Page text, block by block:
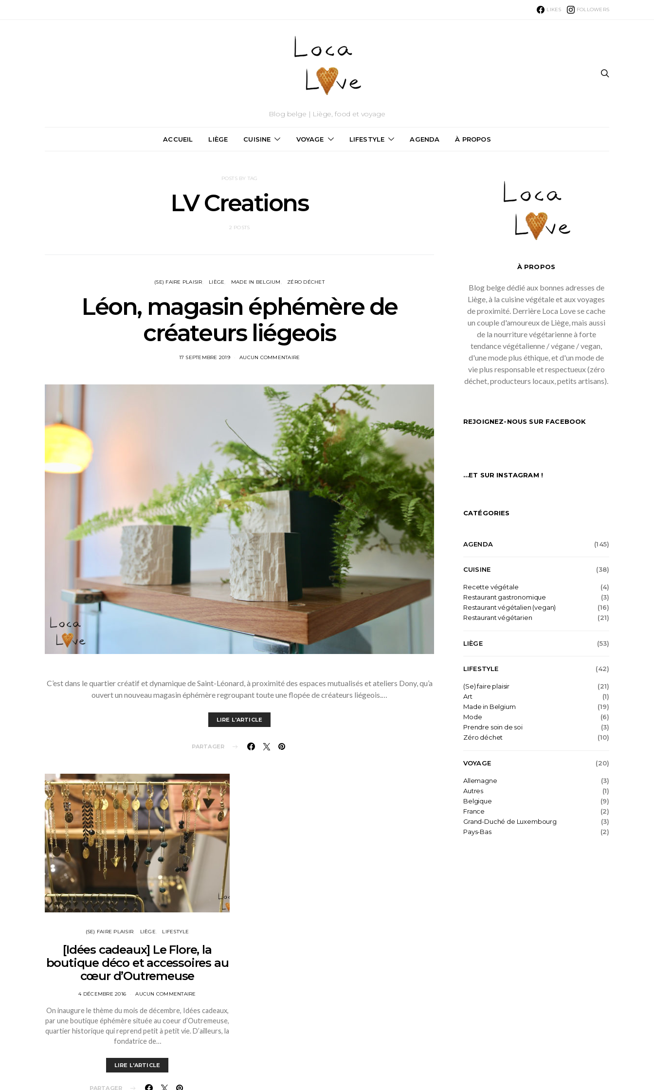
LIKES FOLLOWERS
Blog belge | Liège, food et voyage
ACCUEIL LIÈGE CUISINE VOYAGE LIFESTYLE AGENDA À PROPOS
POSTS BY TAG
LV Creations
2 POSTS
(SE) FAIRE PLAISIR LIÈGE MADE IN BELGIUM ZÉRO DÉCHET
Léon, magasin éphémère de
créateurs liégeois
17 SEPTEMBRE 2019 AUCUN COMMENTAIRE
C’est dans le quartier créatif et dynamique de Saint-Léonard, à proximité des espaces mutualisés et ateliers Dony, qu’a
ouvert un nouveau magasin éphémère regroupant toute une flopée de créateurs liégeois.…
LIRE L'ARTICLE
PARTAGER
(SE) FAIRE PLAISIR LIÈGE LIFESTYLE
[Idées cadeaux] Le Flore, la
boutique déco et accessoires au
cœur d’Outremeuse
4 DÉCEMBRE 2016 AUCUN COMMENTAIRE
On inaugure le thème du mois de décembre, Idées cadeaux,
par une boutique éphémère située au coeur d’Outremeuse,
quartier historique qui reprend petit à petit vie. D’ailleurs, la
fondatrice de…
LIRE L'ARTICLE
PARTAGER
À PROPOS
Blog belge dédié aux bonnes adresses de
Liège, à la cuisine végétale et aux voyages
de proximité. Derrière Loca Love se cache
un couple d'amoureux de Liège, mais aussi
de la nourriture végétarienne à forte
tendance végétalienne / végane / vegan,
d'une mode plus éthique, et d'un mode de
vie plus responsable et respectueux (zéro
déchet, producteurs locaux, petits artisans).
REJOIGNEZ-NOUS SUR FACEBOOK
…ET SUR INSTAGRAM !
CATÉGORIES
AGENDA (145)
CUISINE (38)
Recette végétale
(4)
Restaurant gastronomique
(3)
Restaurant végétalien (vegan)
(16)
Restaurant végétarien
(21)
LIÈGE (53)
LIFESTYLE (42)
(Se) faire plaisir
(21)
Art
(1)
Made in Belgium
(19)
Mode
(6)
Prendre soin de soi
(3)
Zéro déchet
(10)
VOYAGE (20)
Allemagne
(3)
Autres
(1)
Belgique
(9)
France
(2)
Grand-Duché de Luxembourg
(3)
Pays-Bas
(2)